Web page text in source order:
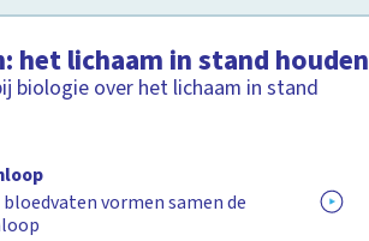
het lichaam in stand houden
biologie over het lichaam in stand
vormen samen de